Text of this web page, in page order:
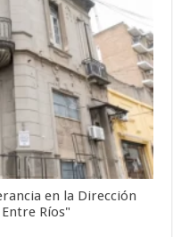
en la Dirección
Ríos"